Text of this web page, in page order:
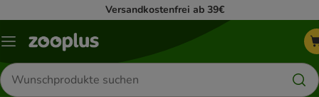
Versandkostenfrei ab 39€
Menü
Produkte
suchen